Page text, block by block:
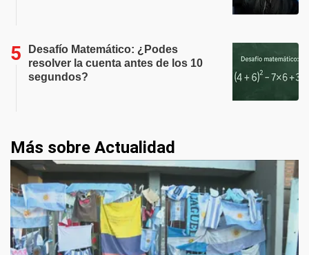
Desafío Matemático: ¿Podes
resolver la cuenta antes de los 10
segundos?
Más sobre Actualidad